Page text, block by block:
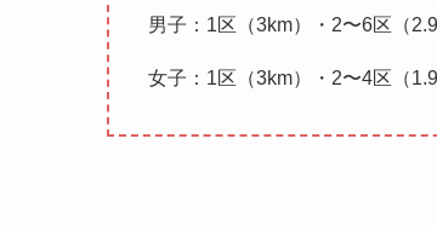
男子：1区（3km）・2〜6区（
女子：1区（3km）・2〜4区（